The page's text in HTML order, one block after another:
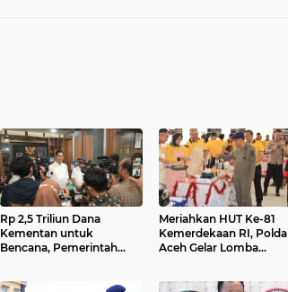
Rp 2,5 Triliun Dana
Kementan untuk
Bencana, Pemerintah
Meriahkan HUT Ke-81
Kemerdekaan RI, Polda
Aceh Gelar Lomba